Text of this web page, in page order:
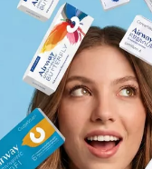
и контактных
детского